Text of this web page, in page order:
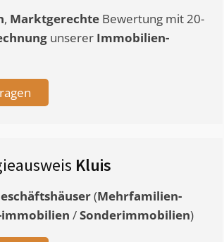
, Marktgerechte Bewertung mit 20-
unserer Immobilien-
Kluis
(Mehrfamilien-
immobilien /Sonderimmobilien)